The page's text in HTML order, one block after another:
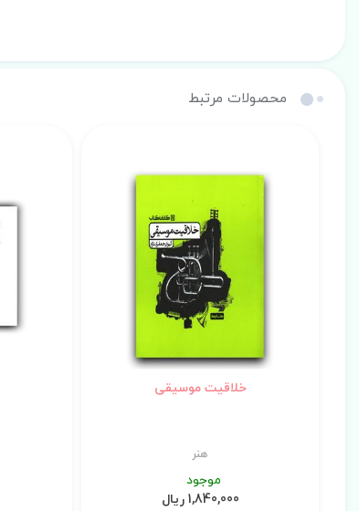
محصولات مرتبط
خلاقیت موسیقی
هنر
موجود
1,840,000 ریال